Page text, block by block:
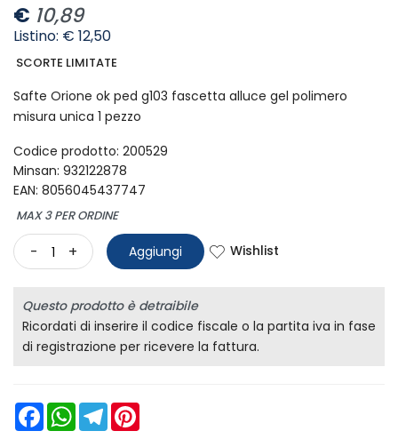
€ 10,89
Listino: € 12,50
SCORTE LIMITATE
Safte Orione ok ped g103 fascetta alluce gel polimero
misura unica 1 pezzo
Codice prodotto: 200529
Minsan: 932122878
EAN: 8056045437747
MAX 3 PER ORDINE
- + Aggiungi Wishlist
Questo prodotto è detraibile
Ricordati di inserire il codice fiscale o la partita iva in fase
di registrazione per ricevere la fattura.
FacebookWhatsAppTelegram